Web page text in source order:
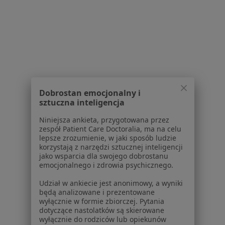
Konsultacja chirurgiczna w Toruniu
Konsultacja neurologiczna w Toruniu
Więcej (15)
Więcej w kategorii: Usługi w Toruniu
Popularne specjalizacje
Stomatolodzy w Toruniu
Psycholodzy w Toruniu
Interniści w Toruniu
Dobrostan emocjonalny i
sztuczna inteligencja
Niniejsza ankieta, przygotowana przez
zespół Patient Care Doctoralia, ma na celu
lepsze zrozumienie, w jaki sposób ludzie
korzystają z narzędzi sztucznej inteligencji
jako wsparcia dla swojego dobrostanu
emocjonalnego i zdrowia psychicznego.
Udział w ankiecie jest anonimowy, a wyniki
będą analizowane i prezentowane
wyłącznie w formie zbiorczej. Pytania
dotyczące nastolatków są skierowane
wyłącznie do rodziców lub opiekunów